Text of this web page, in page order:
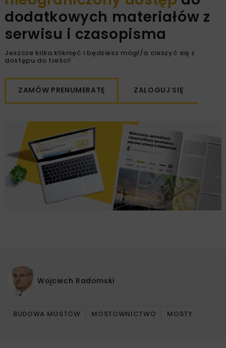
dodatkowych materiałów z
serwisu i czasopisma
Jeszcze kilka kliknięć i będziesz mógł/a cieszyć się z
dostępu do treści!
ZAMÓW PRENUMERATĘ ZALOGUJ SIĘ
Wojciech Radomski
BUDOWA MOSTÓW MOSTOWNICTWO MOSTY